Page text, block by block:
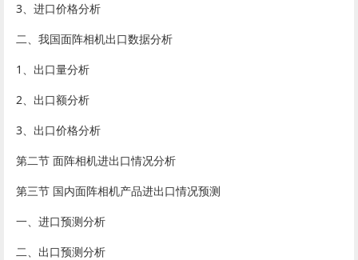
3、进口价格分析
二、我国面阵相机出口数据分析
1、出口量分析
2、出口额分析
3、出口价格分析
第二节 面阵相机进出口情况分析
第三节 国内面阵相机产品进出口情况预测
一、进口预测分析
二、出口预测分析